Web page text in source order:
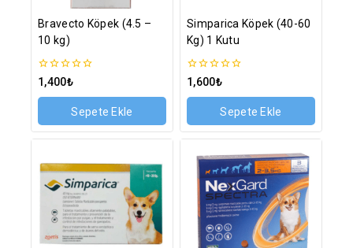
Bravecto Köpek (4.5 –
10 kg)
0
üzerinden
1,400₺
Sepete Ekle
Simparica Köpek (40-60
Kg) 1 Kutu
0
üzerinden
1,600₺
Sepete Ekle